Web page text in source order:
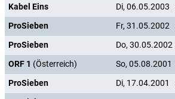
Kabel Eins
Di, 06.05.2003
ProSieben
Fr, 31.05.2002
ProSieben
Do, 30.05.2002
ORF 1 (Österreich) So, 05.08.2001
ProSieben
Di, 17.04.2001